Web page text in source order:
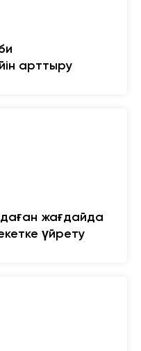
арттыру
жағдайда
үйрету